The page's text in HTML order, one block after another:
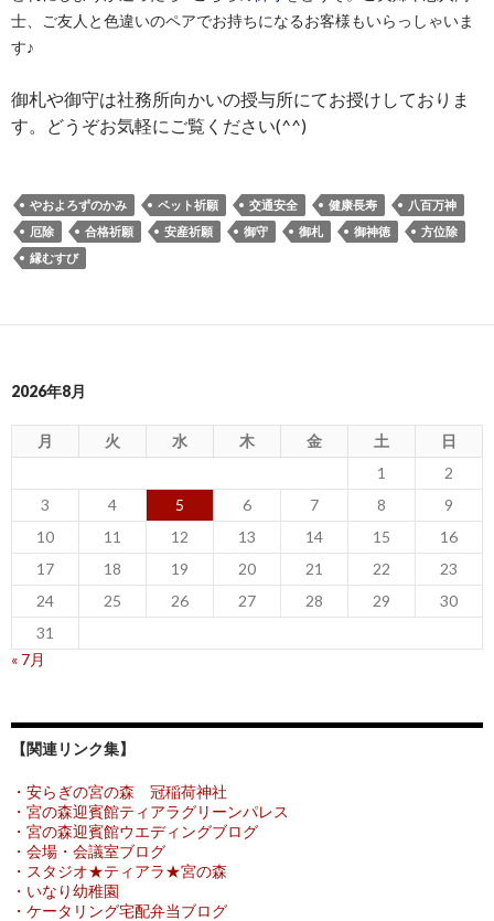
士、ご友人と色違いのペアでお持ちになるお客様もいらっしゃいま
す♪
御札や御守は社務所向かいの授与所にてお授けしておりま
す。どうぞお気軽にご覧ください(^^)
やおよろずのかみ ペット祈願 交通安全 健康長寿
八百万神
厄除
合格祈願 安産祈願 御守 御札 御神徳
方位除
縁むすび
2026年8月
月 火 水 木 金 土
日
1
2
3
4 5 6 7 8
9
10
11 12 13 14 15
16
17
18 19 20 21 22
23
24
25 26 27 28 29
30
31
« 7月
【関連リンク集】
・安らぎの宮の森 冠稲荷神社
・宮の森迎賓館ティアラグリーンパレス
・宮の森迎賓館ウエディングブログ
・会場・会議室ブログ
・スタジオ★ティアラ★宮の森
・いなり幼稚園
・ケータリング宅配弁当ブログ